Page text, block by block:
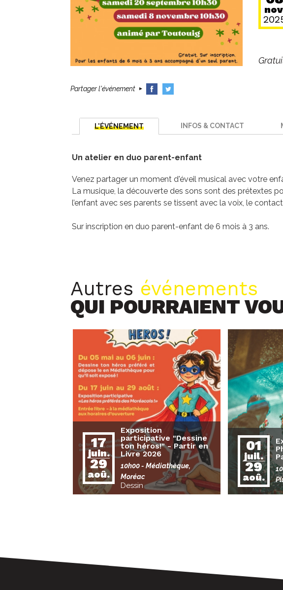
Partager l'événement
L'ÉVÉNEMENT INFOS & CONTACT
Un atelier en duo parent-enfant
Venez partager un moment d'éveil musical avec votre
La musique, la découverte des sons sont des prétextes
l’enfant avec ses parents se tissent avec la voix, le
Sur inscription en duo parent-enfant de 6 mois à 3 ans.
Autres événements
QUI POURRAIENT
17
juin.
29
aoû.
Exposition
participative "Dessine
ton héros!" - Partir en
Livre 2026
10h00- Médiathèque,
Moréac
Dessin
01
juil.
29
aoû.